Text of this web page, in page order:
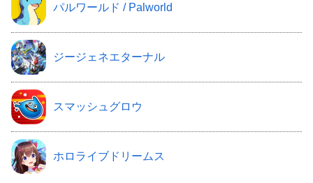
パルワールド / Palworld
ジージェネエターナル
スマッシュグロウ
ホロライブドリームス